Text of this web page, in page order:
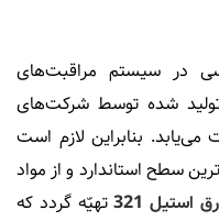
در سیستم مراقبت‌های
شده توسط شرکت‌های
بنابراین لازم است
سطح استاندارد و از مواد
استیل 321
تهیّه گردد که